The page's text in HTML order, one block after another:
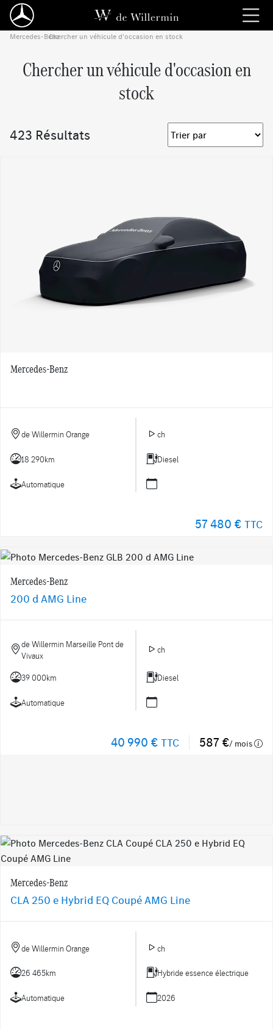
Mercedes-Benz
›
Chercher un véhicule d'occasion en stock
Chercher un véhicule d'occasion en
stock
423 Résultats
Mercedes-Benz
de Willermin Orange ch
18 290km Diesel
Automatique
57 480 € TTC
Mercedes-Benz
200 d AMG Line
de Willermin Marseille Pont de
Vivaux
ch
39 000km Diesel
Automatique
40 990 € TTC 587 €/ mois
Mercedes-Benz
CLA 250 e Hybrid EQ Coupé AMG Line
de Willermin Orange ch
26 465km Hybride essence électrique
Automatique 2026